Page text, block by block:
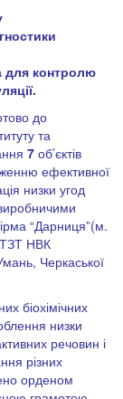
для контролю
до
та
7 об’єктів
ефективної
низки угод
“Дарниця”(м.
НВК
Черкаської
біохімічних
низки
речовин і
різних
орденом